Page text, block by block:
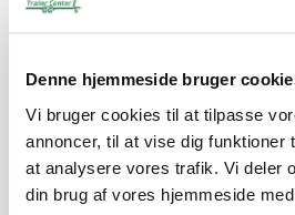
Denne hjemmeside bruger
Vi bruger cookies til at tilpasse
annoncer, til at vise dig funktioner
at analysere vores trafik. Vi deler
din brug af vores hjemmeside